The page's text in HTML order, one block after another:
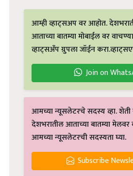
आम्ही व्हाट्सअप वर आहोत.
आताच्या बातम्या मोबाईल वर
व्हाट्सअँप ग्रुपला जॉईन
Join on
आमच्या न्यूसलेटरचे सदस्य व्हा.
देशभरातील आताच्या बातम्या मेलवर
आमच्या न्यूसलेटरची सदस्यता घ्या.
Subscribe